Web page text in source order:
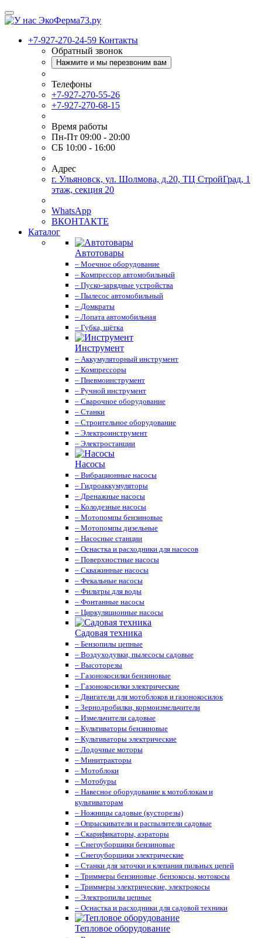
+7-927-270-24-59 Контакты
Обратный звонок
Нажмите и мы перезвоним вам
Телефоны
+7-927-270-55-26
+7-927-270-68-15
Время работы
Пн-Пт 09:00 - 20:00
СБ 10:00 - 16:00
Адрес
г. Ульяновск, ул. Шолмова, д.20, ТЦ СтройГрад, 1
этаж, секция 20
WhatsApp
ВКОНТАКТЕ
Каталог
Автотовары
– Моечное оборудование
– Компрессор автомобильный
– Пуско-зарядные устройства
– Пылесос автомобильный
– Домкраты
– Лопата автомобильная
– Губка, щётка
Инструмент
– Аккумуляторный инструмент
– Компрессоры
– Пневмоинструмент
– Ручной инструмент
– Сварочное оборудование
– Станки
– Строительное оборудование
– Электроинструмент
– Электростанции
Насосы
– Вибрационные насосы
– Гидроаккумуляторы
– Дренажные насосы
– Колодезные насосы
– Мотопомпы бензиновые
– Мотопомпы дизельные
– Насосные станции
– Оснастка и расходники для насосов
– Поверхностные насосы
– Скважинные насосы
– Фекальные насосы
– Фильтры для воды
– Фонтанные насосы
– Циркуляционные насосы
Садовая техника
– Бензопилы цепные
– Воздуходувки, пылесосы садовые
– Высоторезы
– Газонокосилки бензиновые
– Газонокосилки электрические
– Двигатели для мотоблоков и газонокосилок
– Зернодробилки, кормоизмельчители
– Измельчители садовые
– Культиваторы бензиновые
– Культиваторы электрические
– Лодочные моторы
– Минитракторы
– Мотоблоки
– Мотобуры
– Навесное оборудование к мотоблокам и
культиваторам
– Ножницы садовые (кусторезы)
– Опрыскиватели и распылители садовые
– Скарификаторы, аэраторы
– Снегоуборщики бензиновые
– Снегоуборщики электрические
– Станки для заточки и клепания пильных цепей
– Триммеры бензиновые, бензокосы, мотокосы
– Триммеры электрические, электрокосы
– Электропилы цепные
– Оснастка и расходники для садовой техники
Тепловое оборудование